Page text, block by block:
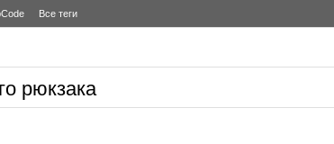
Все теги
рюкзака